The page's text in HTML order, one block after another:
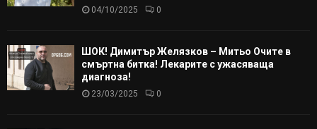
04/10/2025 0
ШОК! Димитър Желязков – Митьо Очите в
смъртна битка! Лекарите с ужасяваща
диагноза!
23/03/2025 0